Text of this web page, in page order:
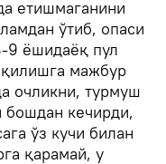
етишмаганини
ўтиб, опаси
9 ёшидаёқ пул
мажбур
очликни, турмуш
бошдан кечирди,
ўз кучи билан
қарамай, у